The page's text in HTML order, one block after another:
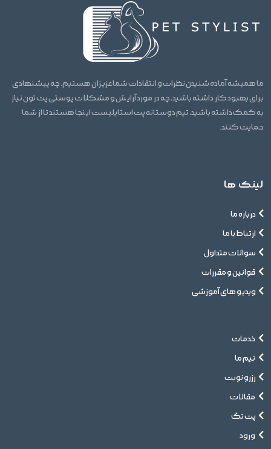
ما همیشه آماده شنیدن نظرات و انتقادات شما عزیزان هستیم. چه پیشنهادی
برای بهبود کار داشته باشید، چه در مورد آرایش و مشکلات پوستی پت تون نیاز
به کمک داشته باشید، تیم دوستانه پت استایلیست اینجا هستند تا از شما
حمایت کنند.
لینک ها
درباره ما
ارتباط با ما
سوالات متداول
قوانین و مقررات
ویدیو های آموزشی
خدمات
تیم ما
رزرو نوبت
مقالات
پت تگ
ورود